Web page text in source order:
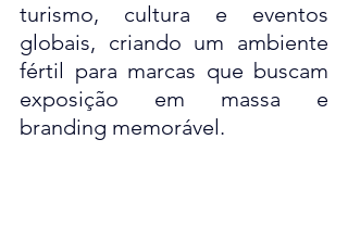
turismo, cultura e eventos
globais, criando um ambiente
fértil para marcas que buscam
exposição em massa e
branding memorável.